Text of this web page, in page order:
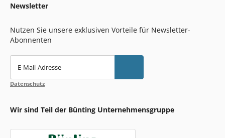
Newsletter
Nutzen Sie unsere exklusiven Vorteile für Newsletter-
Abonnenten
E-Mail-Adresse
Datenschutz
Wir sind Teil der Bünting Unternehmensgruppe